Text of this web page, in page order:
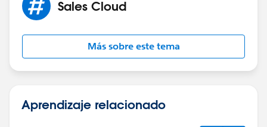
Sales Cloud
Más sobre este tema
Aprendizaje relacionado